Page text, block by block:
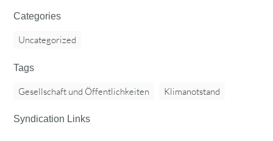
Categories
Uncategorized
Tags
Gesellschaft und Öffentlichkeiten Klimanotstand
Syndication Links